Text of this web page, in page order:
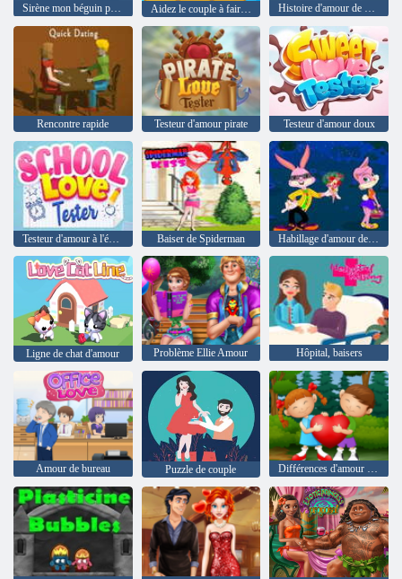
Sirène mon béguin pour la Saint-Valentin Aidez le couple à faire glisser le puzzle Histoire d'amour de geek à fille populaire
Rencontre rapide Testeur d'amour pirate Testeur d'amour doux
Baiser de Spiderman
Ligne de chat d'amour Problème Ellie Amour Hôpital, baisers
Amour de bureau Puzzle de couple Différences d'amour romantique